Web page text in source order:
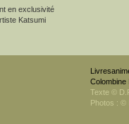
en exclusivité
Katsumi
Colombine
Texte ©
Photos : ©